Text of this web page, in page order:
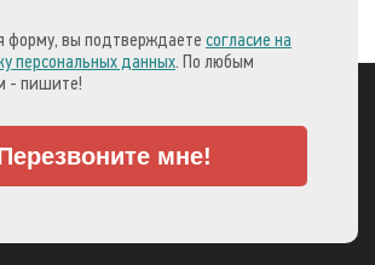
форму, вы подтверждаете согласие на
персональных данных. По любым
- пишите!
мне!